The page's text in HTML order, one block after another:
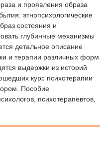
и проявления образа
этнопсихологические
состояния и
глубинные механизмы
детальное описание
и терапии различных форм
выдержки из историй
курс психотерапии
Пособие
психотерапевтов,